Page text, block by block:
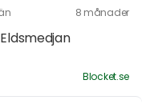
8 månader
Blocket.se